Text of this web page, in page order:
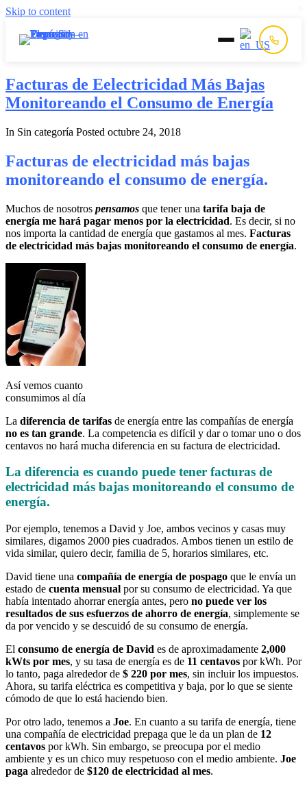
Skip to content
Inicio
Prepago
Postpago
Quiénes Somos
Contacto
Facturas de Eelectricidad Más Bajas
Monitoreando el Consumo de Energía
In Sin categoría Posted octubre 24, 2018
Facturas de electricidad más bajas
monitoreando el consumo de energía.
Muchos de nosotros pensamos que tener una tarifa baja de
energía me hará pagar menos por la electricidad. Es decir, si no
nos importa la cantidad de energía que gastamos al mes. Facturas
de electricidad más bajas monitoreando el consumo de energía.
Así vemos cuanto
consumimos al día
La diferencia de tarifas de energía entre las compañías de energía
no es tan grande. La competencia es difícil y dar o tomar uno o dos
centavos no hará mucha diferencia en su factura de electricidad.
La diferencia es cuando puede tener facturas de
electricidad más bajas monitoreando el consumo de
energía.
Por ejemplo, tenemos a David y Joe, ambos vecinos y casas muy
similares, digamos 2000 pies cuadrados. Ambos tienen un estilo de
vida similar, quiero decir, familia de 5, horarios similares, etc.
David tiene una compañía de energía de pospago que le envía un
estado de cuenta mensual por su consumo de electricidad. Ya que
había intentado ahorrar energía antes, pero no puede ver los
resultados de sus esfuerzos de ahorro de energía, simplemente se
da por vencido y se descuidó de su consumo de energía.
El consumo de energía de David es de aproximadamente 2,000
kWts por mes, y su tasa de energía es de 11 centavos por kWh. Por
lo tanto, paga alrededor de $ 220 por mes, sin incluir los impuestos.
Ahora, su tarifa eléctrica es competitiva y baja, por lo que se siente
cómodo de que lo está haciendo bien.
Por otro lado, tenemos a Joe. En cuanto a su tarifa de energía, tiene
una compañía de electricidad prepaga que le da un plan de 12
centavos por kWh. Sin embargo, se preocupa por el medio
ambiente y es un chico muy respetuoso con el medio ambiente. Joe
paga alrededor de $120 de electricidad al mes.